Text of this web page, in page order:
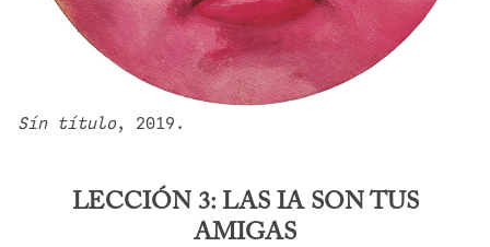
Sín título, 2019.
LECCIÓN 3: LAS IA SON TUS
AMIGAS